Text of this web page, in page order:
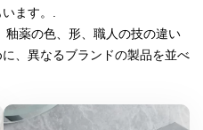
ます。.
釉薬の色、形、職人の技の違い
、異なるブランドの製品を並べ